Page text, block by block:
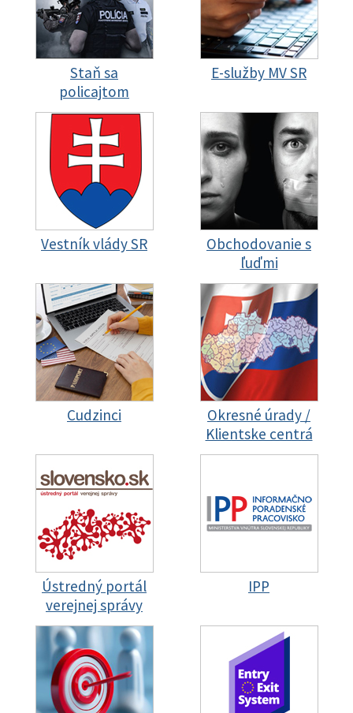
Staň sa
policajtom
E-služby MV SR
Vestník vlády SR
Obchodovanie s
ľuďmi
Cudzinci
Okresné úrady /
Klientske centrá
Ústredný portál
verejnej správy
IPP